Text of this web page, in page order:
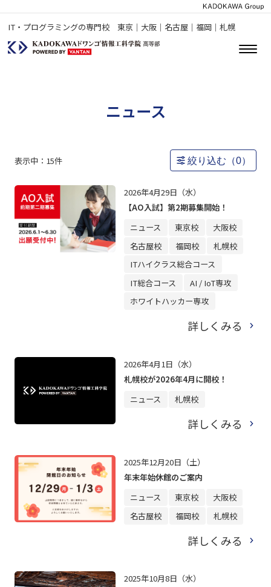
IT・プログラミングの専門校 東京｜大阪｜名古屋｜福岡｜札幌
ニュース
表示中： 15件 絞り込む（0）
2026年4月29日（水）
【AO入試】第2期募集開始！
ニュース
東京校
大阪校
名古屋校
福岡校
札幌校
ITハイクラス総合コース
IT総合コース
AI / IoT専攻
ホワイトハッカー専攻
詳しくみる
2026年4月1日（水）
札幌校が2026年4月に開校！
ニュース
札幌校
詳しくみる
2025年12月20日（土）
年末年始休館のご案内
ニュース
東京校
大阪校
名古屋校
福岡校 札幌校
詳しくみる
2025年10月8日（水）